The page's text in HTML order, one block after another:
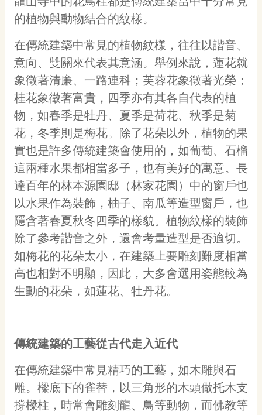
的植物與動物結合的紋樣。
在傳統建築中常見的植物紋樣，往往以諧音、
意向、雙關來代表其意涵。舉例來說，蓮花就
象徵著清廉、一路連科；芙蓉花象徵著光榮；
桂花象徵著富貴，四季亦有其各自代表的植
物，如春季是牡丹、夏季是荷花、秋季是菊
花，冬季則是梅花。除了花朵以外，植物的果
實也是許多傳統建築會使用的，如葡萄、石榴
這兩種水果都相當多子，也有美好的寓意。長
達百年的林本源園邸（林家花園）中的窗戶也
以水果作為裝飾，柚子、南瓜等造型窗戶，也
隱含著春夏秋冬四季的樣貌。植物紋樣的裝飾
除了參考諧音之外，還會考量造型是否適切。
如梅花的花朵太小，在建築上要雕刻難度相當
高也相對不明顯，因此，大多會選用姿態較為
生動的花朵，如蓮花、牡丹花。
傳統建築的工藝從古代走入近代
在傳統建築中常見精巧的工藝，如木雕與石
雕。樑底下的雀替，以三角形的木頭做托木支
撐樑柱，時常會雕刻龍、鳥等動物，而佛教等